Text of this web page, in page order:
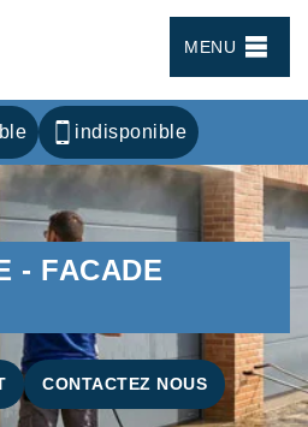
MENU
indisponible
- FACADE
CONTACTEZ NOUS